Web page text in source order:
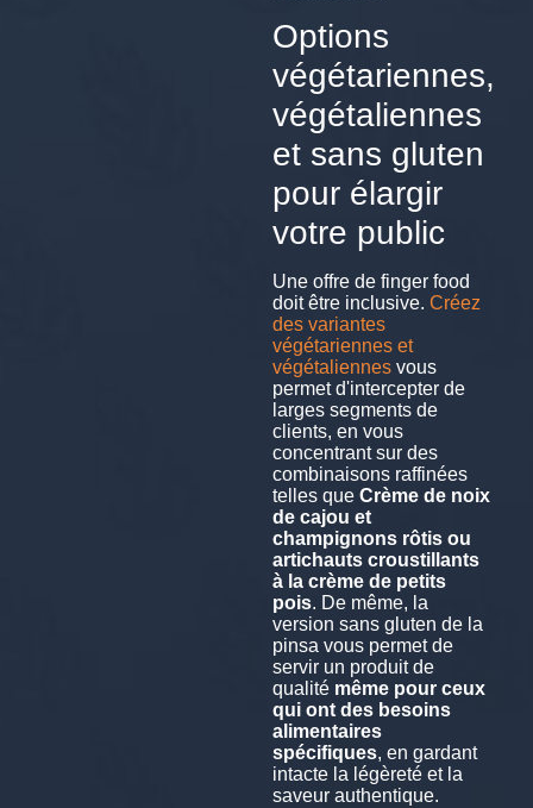
Options
végétariennes,
végétaliennes
et sans gluten
pour élargir
votre public
Une offre de finger food
doit être inclusive. Créez
des variantes
végétariennes et
végétaliennesvous
permet d'intercepter de
larges segments de
clients, en vous
concentrant sur des
combinaisons raffinées
telles que Crème de noix
de cajou et
champignons rôtis ou
artichauts croustillants
à la crème de petits
pois. De même, la
version sans gluten de la
pinsa vous permet de
servir un produit de
qualité même pour ceux
qui ont des besoins
alimentaires
spécifiques, en gardant
intacte la légèreté et la
saveur authentique.